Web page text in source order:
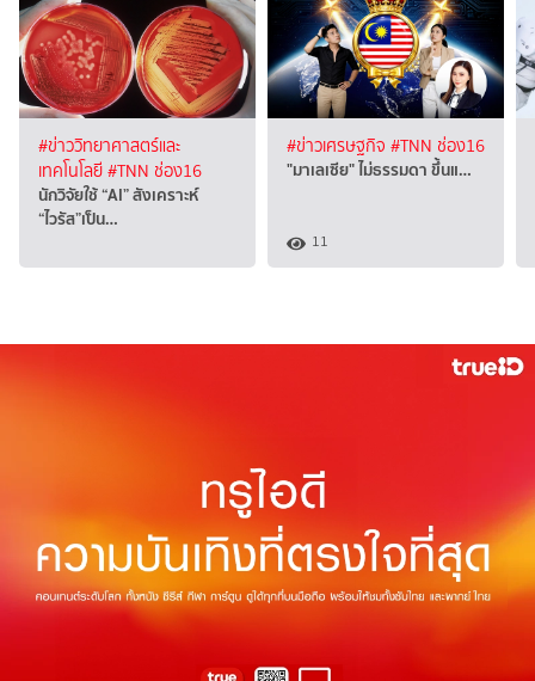
#ข่าววิทยาศาสตร์และ
เทคโนโลยี#TNN ช่อง16
นักวิจัยใช้ “AI” สังเคราะห์
“ไวรัส”เป็น…
#ข่าวเศรษฐกิจ #TNN ช่อง16
"มาเลเซีย" ไม่ธรรมดา ขึ้นแ…
11